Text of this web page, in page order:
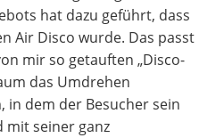
hat dazu geführt, dass
Air Disco wurde. Das passt
mir so getauften „Disco-
das Umdrehen
in dem der Besucher sein
mit seiner ganz